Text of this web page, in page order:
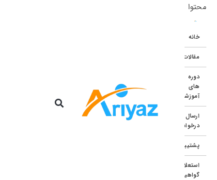
محتوا
خانه
مقالات
دوره
های
آموزشی
ارسال
درخواست
پشتیبانی
استعلام
گواهینامه